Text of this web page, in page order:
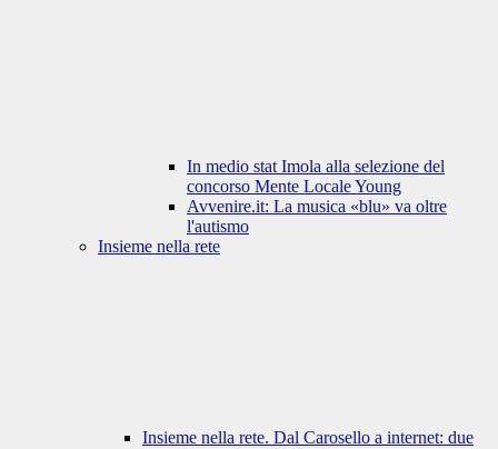
In medio stat Imola alla selezione del
concorso Mente Locale Young
Avvenire.it: La musica «blu» va oltre
l'autismo
Insieme nella rete
Insieme nella rete. Dal Carosello a internet: due